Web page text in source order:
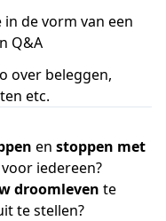
in de vorm van een
Q&A
over beleggen,
etc.
en stoppen met
iedereen?
droomleven te
te stellen?